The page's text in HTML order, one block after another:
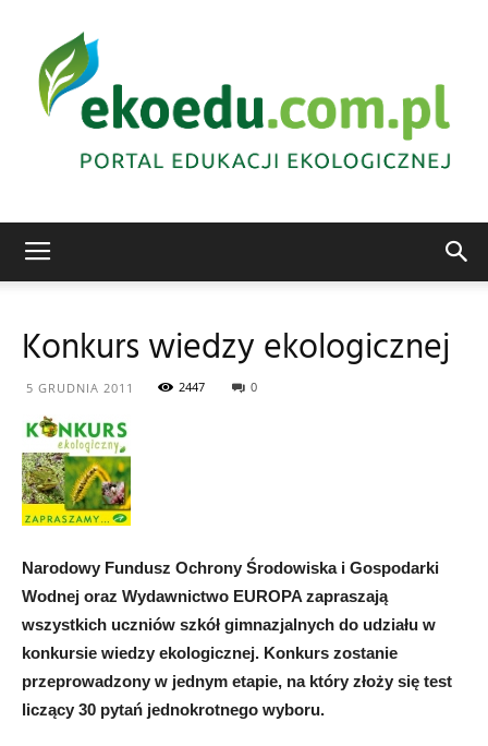
ekologiczna
Konkurs wiedzy ekologicznej
5 GRUDNIA 2011 2447 0
Narodowy Fundusz Ochrony Środowiska i Gospodarki
Wodnej oraz Wydawnictwo EUROPA zapraszają
wszystkich uczniów szkół gimnazjalnych do udziału w
konkursie wiedzy ekologicznej. Konkurs zostanie
przeprowadzony w jednym etapie, na który złoży się test
liczący 30 pytań jednokrotnego wyboru.